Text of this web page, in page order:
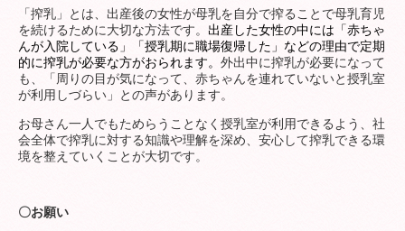
「搾乳」とは、出産後の女性が母乳を自分で搾ることで母乳育児
を続けるために大切な方法です。 出産した女性の中には「赤ちゃ
んが入院している」「授乳期に職場復帰した」などの理由で定期
的に搾乳が必要な方がおられます。 外出中に搾乳が必要になって
も、「周りの目が気になって、赤ちゃんを連れていないと授乳室
が利用しづらい」との声があります。
お母さん一人でもためらうことなく授乳室が利用できるよう、社
会全体で搾乳に対する知識や理解を深め、安心して搾乳できる環
境を整えていくことが大切です。
〇お願い